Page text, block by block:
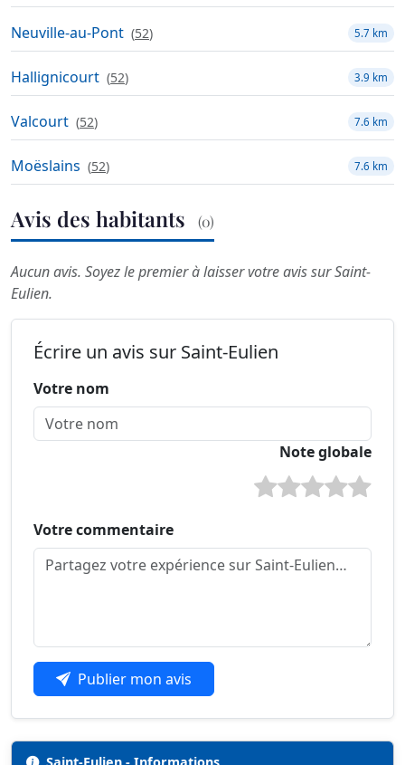
Neuville-au-Pont (52) 5.7 km
Hallignicourt (52) 3.9 km
Valcourt (52) 7.6 km
Moëslains (52) 7.6 km
Avis des habitants (0)
Aucun avis. Soyez le premier à laisser votre avis sur Saint-
Eulien.
Écrire un avis sur Saint-Eulien
Votre nom
Note globale
Votre commentaire
Publier mon avis